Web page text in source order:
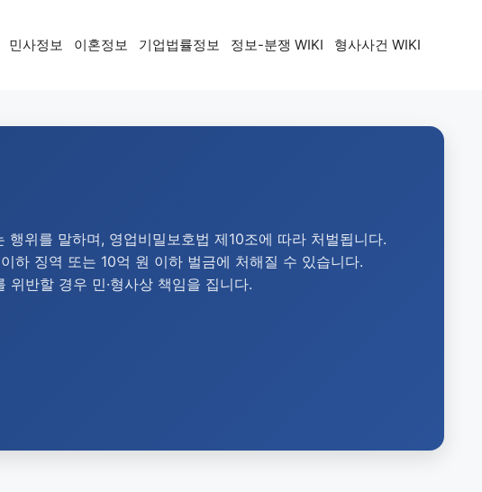
민사정보 이혼정보 기업법률정보 정보-분쟁 WIKI 형사사건 WIKI
위를 말하며, 영업비밀보호법 제10조에 따라 처벌됩니다.
하 징역 또는 10억 원 이하 벌금에 처해질 수 있습니다.
반할 경우 민·형사상 책임을 집니다.